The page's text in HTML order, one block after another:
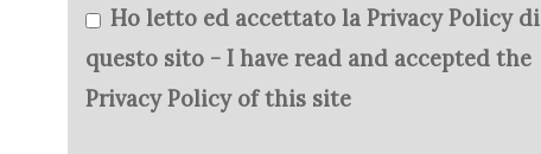
Ho letto ed accettato la Privacy Policy di
questo sito - I have read and accepted the
Privacy Policy of this site